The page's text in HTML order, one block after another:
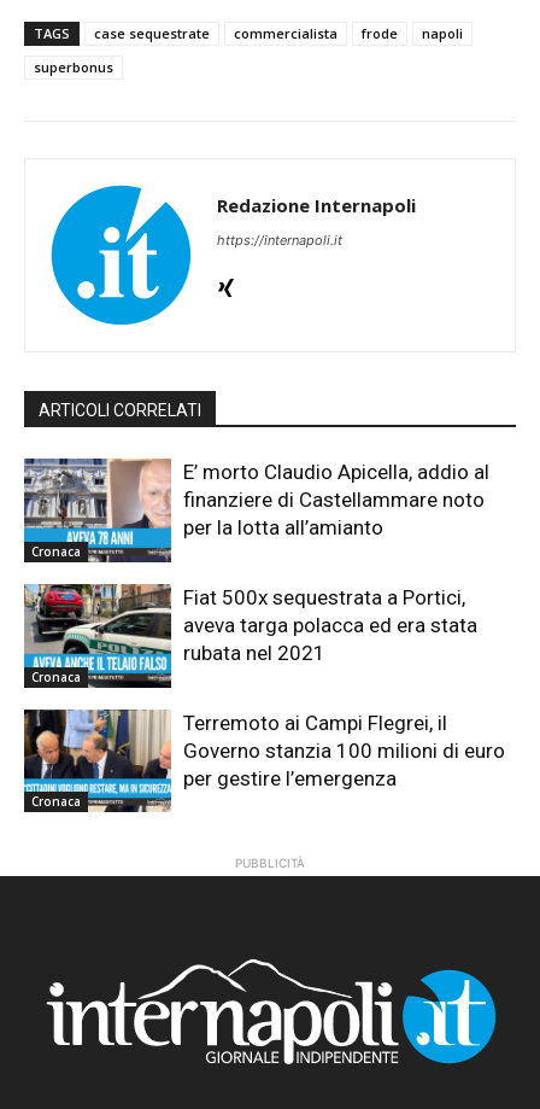
TAGS case sequestrate commercialista frode
napoli
superbonus
Redazione Internapoli
https://internapoli.it
ARTICOLI CORRELATI
Cronaca
E’ morto Claudio Apicella, addio al
finanziere di Castellammare noto
per la lotta all’amianto
Cronaca
Fiat 500x sequestrata a Portici,
aveva targa polacca ed era stata
rubata nel 2021
Cronaca
Terremoto ai Campi Flegrei, il
Governo stanzia 100 milioni di euro
per gestire l’emergenza
PUBBLICITÀ